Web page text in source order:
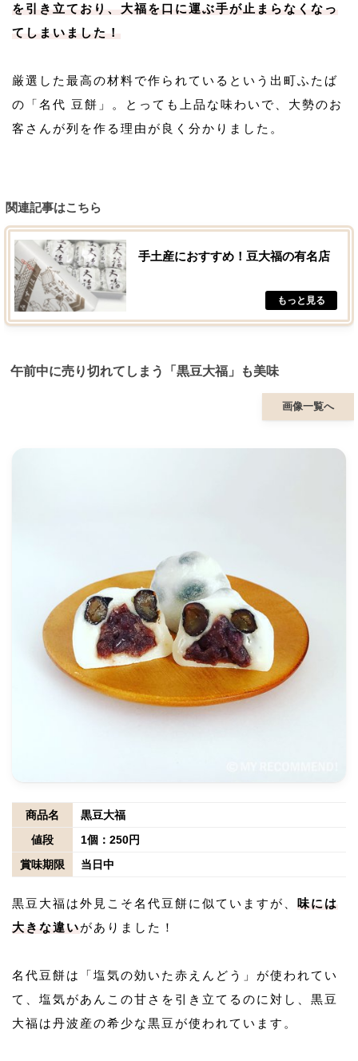
を引き立ており、大福を口に運ぶ手が止まらなくなっ
てしまいました！
厳選した最高の材料で作られているという出町ふたば
の「名代 豆餅」。とっても上品な味わいで、大勢のお
客さんが列を作る理由が良く分かりました。
関連記事はこちら
手土産におすすめ！豆大福の有名店
午前中に売り切れてしまう「黒豆大福」も美味
画像一覧へ
商品名
黒豆大福
値段
1個：250円
賞味期限
当日中
黒豆大福は外見こそ名代豆餅に似ていますが、 味には
大きな違いがありました！
名代豆餅は「塩気の効いた赤えんどう」が使われてい
て、塩気があんこの甘さを引き立てるのに対し、黒豆
大福は丹波産の希少な黒豆が使われています。